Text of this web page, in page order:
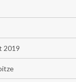
2019